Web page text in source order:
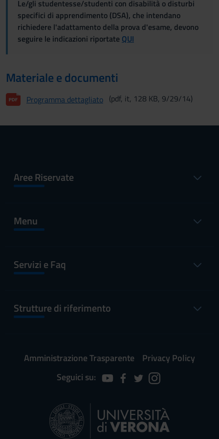
Le/gli studentesse/studenti con disabilità o disturbi
specifici di apprendimento (DSA), che intendano
richiedere l'adattamento della prova d'esame, devono
seguire le indicazioni riportate QUI
Materiale e documenti
Programma dettagliato (pdf, it, 128 KB, 9/29/14)
Aree Riservate
Menu
Servizi e Faq
Strutture di riferimento
Amministrazione Trasparente
Privacy Policy
Seguici su: